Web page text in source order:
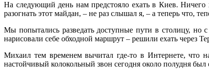
На следующий день нам предстояло ехать в Киев.
разогнать этот майдан, – не раз слышал я, – а теперь что,
Мы попытались разведать доступные пути в столицу,
нарисовали себе обходной маршрут – решили ехать через
Михаил тем временем вычитал где-то в Интернете, что
настойчивый колокольный звон сегодня около полудня